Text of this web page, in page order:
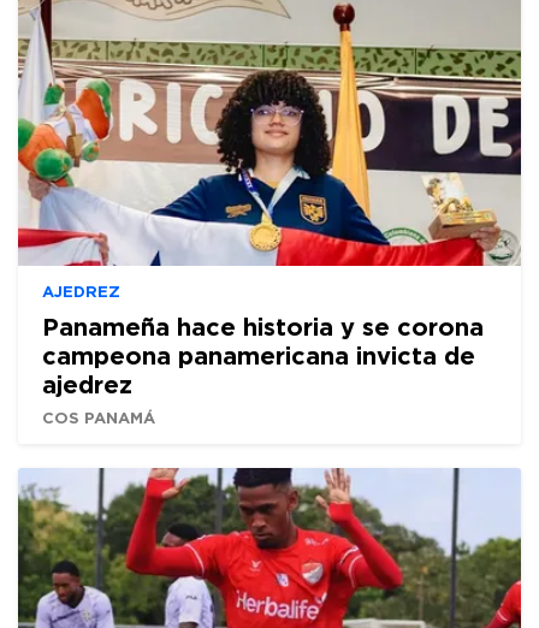
AJEDREZ
Panameña hace historia y se corona
campeona panamericana invicta de
ajedrez
COS PANAMÁ